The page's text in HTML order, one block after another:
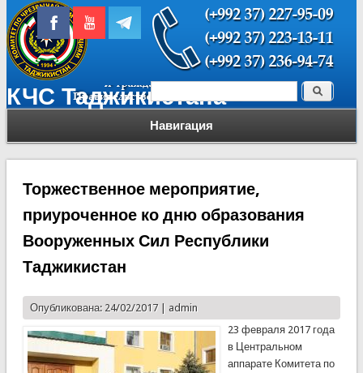
КЧС Таджикистана
Навигация
Форма поиска Поиск
Торжественное мероприятие,
приуроченное ко дню образования
Вооруженных Сил Республики
Таджикистан
Опубликована: 24/02/2017 | admin
23 февраля 2017 года
в Центральном
аппарате Комитета по